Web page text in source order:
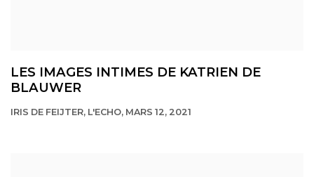
LES IMAGES INTIMES DE KATRIEN DE
BLAUWER
IRIS DE FEIJTER, L'ECHO, MARS 12, 2021